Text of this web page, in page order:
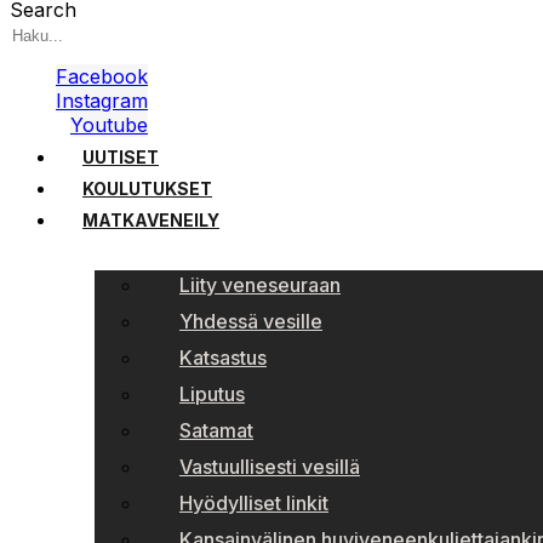
Search
Facebook
Instagram
Youtube
UUTISET
KOULUTUKSET
MATKAVENEILY
Liity veneseuraan
Yhdessä vesille
Katsastus
Liputus
Satamat
Vastuullisesti vesillä
Hyödylliset linkit